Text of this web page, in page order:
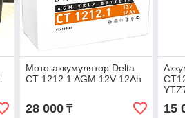
Мото-аккумулятор Delta
CT 1212.1 AGM 12V 12Ah
28 000₸ 15